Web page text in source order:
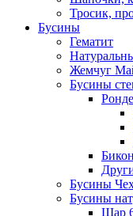
Тросик,
Бусины
Гематит
Жемчуг
Бусины
Бусины
Бусины
Шар